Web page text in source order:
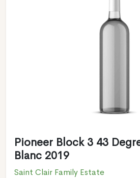
Pioneer Block 3 43
Blanc 2019
Saint Clair Family Estate